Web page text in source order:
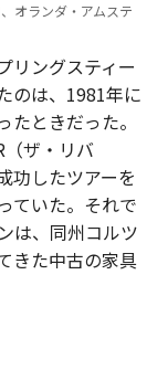
オランダ・アムステ
リングスティー
のは、1981年に
ときだった。
（ザ・リバ
功したツアーを
ていた。それで
は、同州コルツ
きた中古の家具